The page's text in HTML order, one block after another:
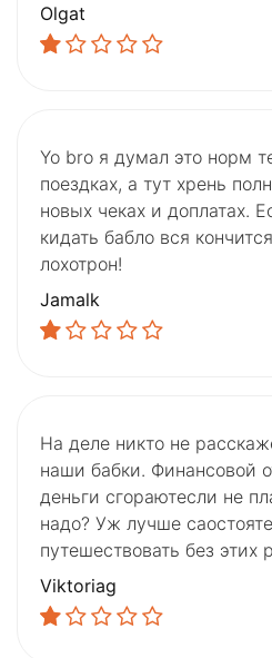
Olgat
Yo bro я думал это норм
поездках, а тут хрень
новых чеках и доплатах.
кидать бабло вся
лохотрон!
Jamalk
На деле никто не
наши бабки. Финансовой
деньги сгораютесли не
надо? Уж лучше
путешествовать без этих
Viktoriag